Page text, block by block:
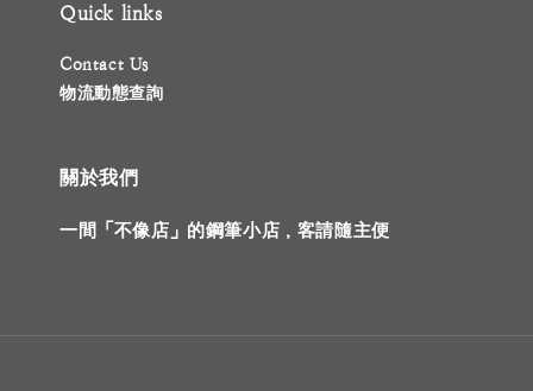
Quick links
Contact Us
物流動態查詢
關於我們
一間「不像店」的鋼筆小店，客請隨主便